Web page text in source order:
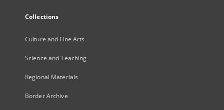
Collections
Culture and Fine Arts
Science and Teaching
Regional Materials
Border Archive